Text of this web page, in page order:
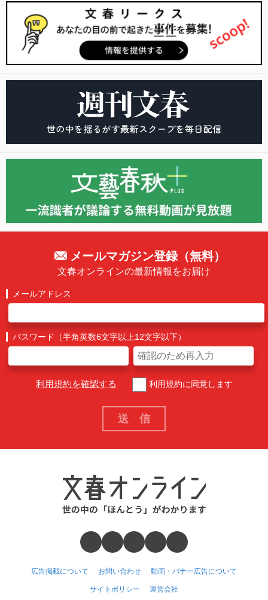
メールマガジン登録（無料）
文春オンラインの最新情報をお届け
メールアドレス
パスワード（半角英数6文字以上12文字以下）
利用規約を確認する 利用規約に同意します
広告掲載について お問い合わせ 動画・バナー広告について
サイトポリシー 運営会社